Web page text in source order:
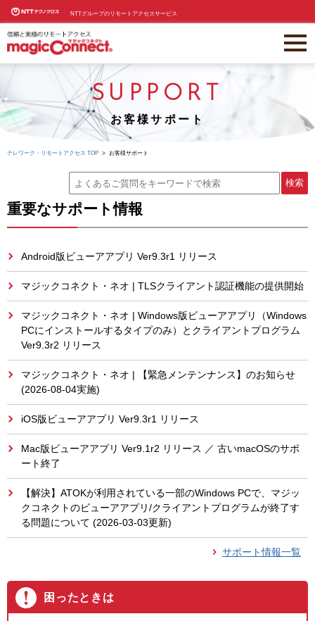
NTTグループのリモートアクセスサービス
SUPPORT
お客様サポート
テレワーク・リモートアクセス TOP お客様サポート
重要なサポート情報
Android版ビューアアプリ Ver9.3r1 リリース
マジックコネクト・ネオ | TLSクライアント認証機能の提供開始
マジックコネクト・ネオ | Windows版ビューアアプリ（Windows
PCにインストールするタイプのみ）とクライアントプログラム
Ver9.3r2 リリース
マジックコネクト・ネオ | 【緊急メンテンナンス】のお知らせ
(2026-08-04実施)
iOS版ビューアアプリ Ver9.3r1 リリース
Mac版ビューアアプリ Ver9.1r2 リリース ／ 古いmacOSのサポ
ート終了
【解決】ATOKが利用されている一部のWindows PCで、マジッ
クコネクトのビューアアプリ/クライアントプログラムが終了す
る問題について (2026-03-03更新)
サポート情報一覧
困ったときは